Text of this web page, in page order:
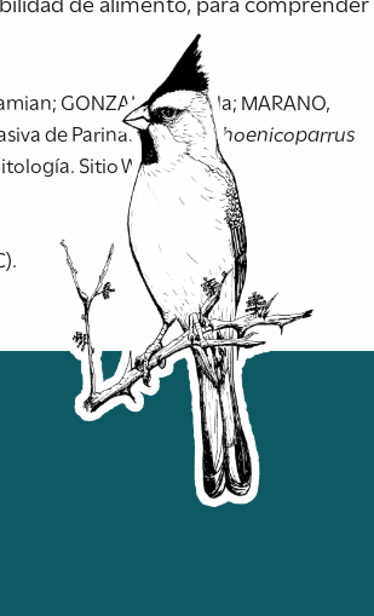
GONZALEZ, Yamila; MARANO,
de Parinas Chicas (Phoenicoparrus
Sitio Web